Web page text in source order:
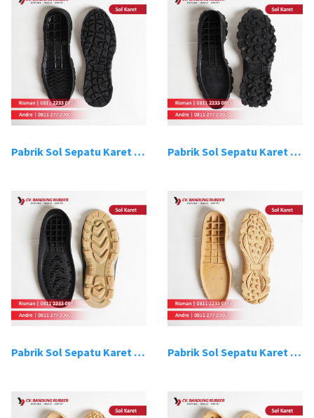
Pabrik Sol Sepatu Karet Bandung 15 Pabrik Sol Sepatu Karet Bandung 16
Pabrik Sol Sepatu Karet Bandung 17 Pabrik Sol Sepatu Karet Bandung 18